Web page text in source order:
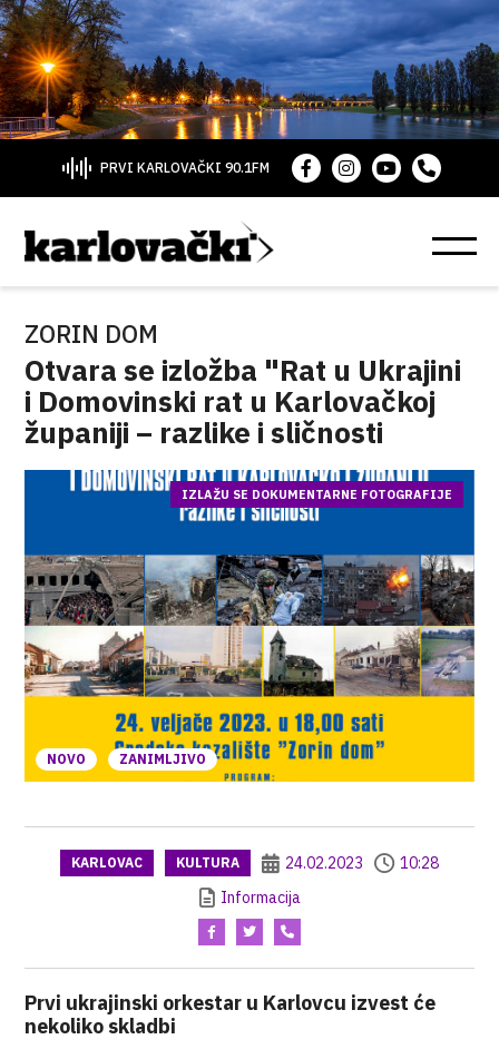
PRVI KARLOVAČKI 90.1FM
ZORIN DOM
Otvara se izložba "Rat u Ukrajini
i Domovinski rat u Karlovačkoj
županiji – razlike i sličnosti
NOVO ZANIMLJIVO
IZLAŽU SE DOKUMENTARNE FOTOGRAFIJE
KARLOVAC KULTURA 24.02.2023
10:28
Informacija
Prvi ukrajinski orkestar u Karlovcu izvest će
nekoliko skladbi